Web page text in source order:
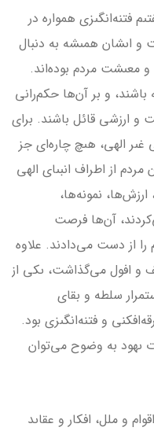
فتنه‌انگىزى همواره در
اىشان همىشه به دنبال
معىشت مردم بوده‌اند.
و بر آن‌ها حكم‌رانى
و ارزشى قائل باشند. براى
الهى، هىچ چاره‌اى جز
از اطراف انبىاى الهى
نمونه‌ها،
آن‌ها فرصت
از دست مى‌دادند. علاوه
و افول مى‌گذاشت، ىكى از
سلطه و بقاى
و فتنه‌انگىزى بود.
ىهود به وضوح مى‌توان
و ملل، افكار و عقاىد